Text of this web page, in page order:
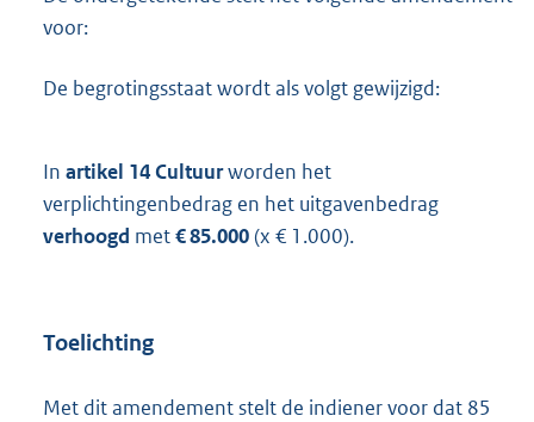
voor:
De begrotingsstaat wordt als volgt gewijzigd:
In artikel 14 Cultuurworden het
verplichtingenbedrag en het uitgavenbedrag
verhoogd met€ 85.000(x € 1.000).
Toelichting
Met dit amendement stelt de indiener voor dat 85